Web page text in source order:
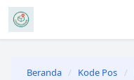
Beranda / Kode Pos /